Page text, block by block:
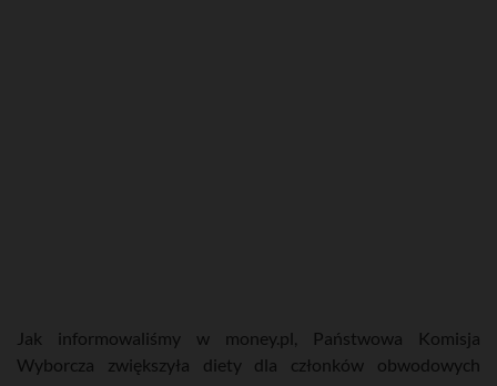
Jak informowaliśmy w money.pl, Państwowa Komisja
Wyborcza zwiększyła diety dla członków obwodowych